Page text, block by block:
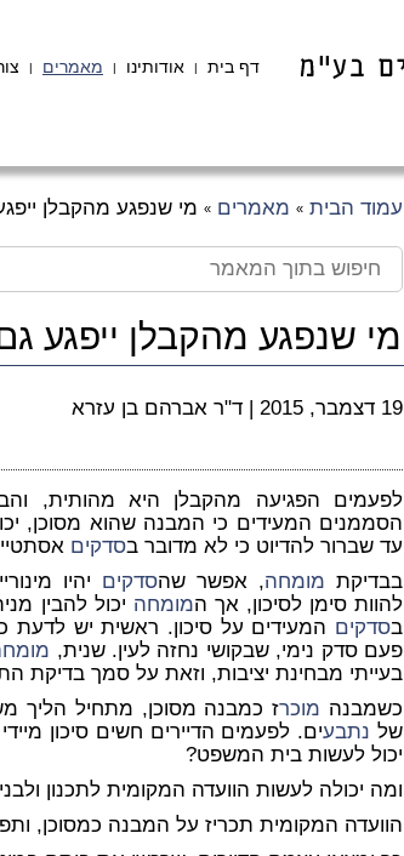
דף בית | אודותינו | מאמרים |
עמוד הבית » מאמרים » מי שנפגע מהקבלן
מי שנפגע מהקבלן ייפגע
19 דצמבר, 2015 | ד"ר אברהם בן עזרא
לפעמים הפגיעה מהקבלן היא מהותית,
הסממנים המעידים כי המבנה שהוא מסוכן,
עד שברור להדיוט כי לא מדובר בסדקים
בבדיקת מומחה, אפשר שהסדקים יהיו
להוות סימן לסיכון, אך המומחה יכול להבין
בסדקים המעידים על סיכון. ראשית יש
פעם סדק נימי, שבקושי נחזה לעין. שנית,
בעייתי מבחינת יציבות, וזאת על סמך בדיקת
כשמבנה מוכרז כמבנה מסוכן, מתחיל הליך
של נתבעים. לפעמים הדיירים חשים סיכון
יכול לעשות בית המשפט?
ומה יכולה לעשות הוועדה המקומית לתכנון
הוועדה המקומית תכריז על המבנה כמסוכן,